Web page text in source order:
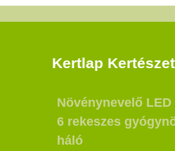
Kertlap
Növénynevelő LED
6 rekeszes
háló